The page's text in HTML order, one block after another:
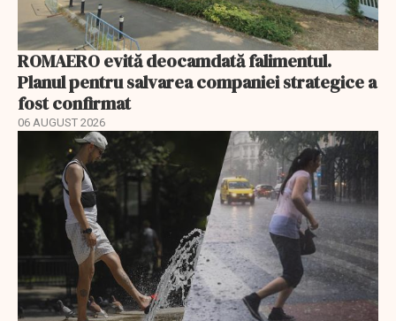
ROMAERO evită deocamdată falimentul.
Planul pentru salvarea companiei strategice a
fost confirmat
06 AUGUST 2026